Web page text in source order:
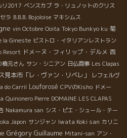
リ2017 ベンスカブ ラ・リュノットのクリス
ラ B.B.B. Bojoloise マキシムス
vin Octobre Ooita Tokyo Bunkyo ku 菊
la Gineste ビストロ・イタリアンレストラン
Resort ドメーヌ・フィリップ・デルメ 西
橋元さん サン・シニアン 日仏商事 Les Clapas
見本市「レ・ヴァン・リベレ」
レフェルヴ
do Carril Louforosé CPVのKisho ドメー
Quinonero Pierre DOMAINE LES CLAPAS
Nakamura san シス・ピエ・シュール・テー
Japon サンジャン Iwata Koki san カリニ
Grégory Guillaume Mitani-san アン・